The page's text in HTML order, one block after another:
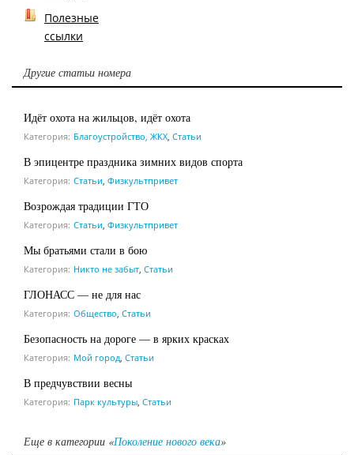
Полезные
ссылки
Другие статьи номера
Идёт охота на жильцов, идёт охота
Категория: Благоустройство, ЖКХ Статьи
В эпицентре праздника зимних видов спорта
Категория: Статьи Физкультпривет
Возрождая традиции ГТО
Категория: Статьи Физкультпривет
Мы братьями стали в бою
Категория: Никто не забыт Статьи
ГЛОНАСС — не для нас
Категория: Общество Статьи
Безопасность на дороге — в ярких красках
Категория: Мой город Статьи
В предчувствии весны
Категория: Парк культуры Статьи
Еще в категории «Поколение нового века»